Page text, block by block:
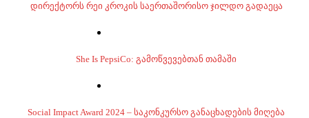
დირექტორს რეი კროკის საერთაშორისო ჯილდო გადაეცა
She Is PepsiCo: გამოწვევებთან თამაში
Social Impact Award 2024 – საკონკურსო განაცხადების მიღება